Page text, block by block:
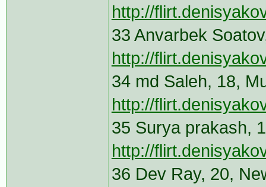
http://
33 Anvarbek
http://
34 md Saleh, 18,
http://
35 Surya prakash,
http://
36 Dev Ray, 20,